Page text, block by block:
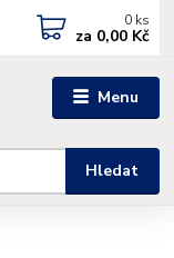
Menu
Hledat
0 ks
za 0,00 Kč